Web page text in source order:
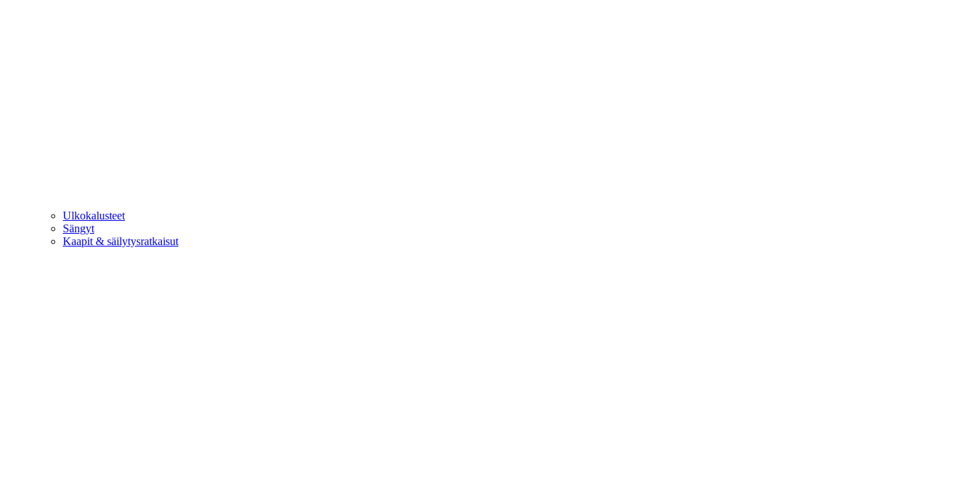
Ulkokalusteet
Sängyt
Kaapit & säilytysratkaisut